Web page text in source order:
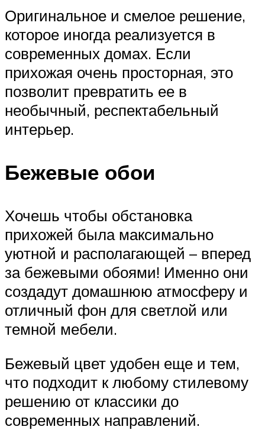
Оригинальное и смелое решение,
которое иногда реализуется в
современных домах. Если
прихожая очень просторная, это
позволит превратить ее в
необычный, респектабельный
интерьер.
Бежевые обои
Хочешь чтобы обстановка
прихожей была максимально
уютной и располагающей – вперед
за бежевыми обоями! Именно они
создадут домашнюю атмосферу и
отличный фон для светлой или
темной мебели.
Бежевый цвет удобен еще и тем,
что подходит к любому стилевому
решению от классики до
современных направлений.